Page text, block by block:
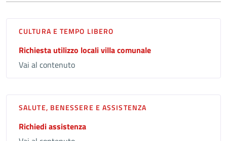
CULTURA E TEMPO LIBERO
Richiesta utilizzo locali villa comunale
Vai al contenuto
SALUTE, BENESSERE E ASSISTENZA
Richiedi assistenza